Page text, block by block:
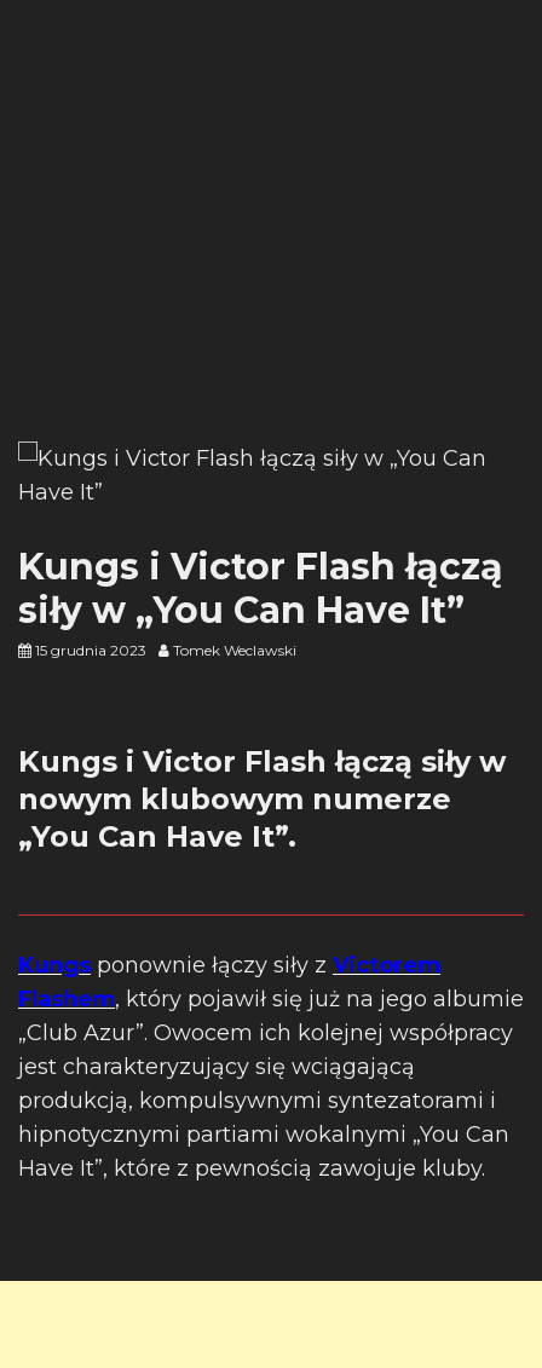
Kungs i Victor Flash łączą
siły w „You Can Have It”
15 grudnia 2023 Tomek Weclawski
Kungs i Victor Flash łączą siły w
nowym klubowym numerze
„You Can Have It”.
Kungs ponownie łączy siły z Victorem
Flashem, który pojawił się już na jego albumie
„Club Azur”. Owocem ich kolejnej współpracy
jest charakteryzujący się wciągającą
produkcją, kompulsywnymi syntezatorami i
hipnotycznymi partiami wokalnymi „You Can
Have It”, które z pewnością zawojuje kluby.